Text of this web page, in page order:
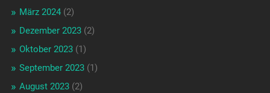
März 2024(2)
Dezember 2023(2)
Oktober 2023(1)
September 2023(1)
August 2023(2)